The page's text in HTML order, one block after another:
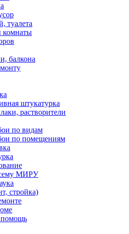
туалета
комнаты
балкона
штукатурка
растворители
по видам
по помещениям
МИРУ
стройка)